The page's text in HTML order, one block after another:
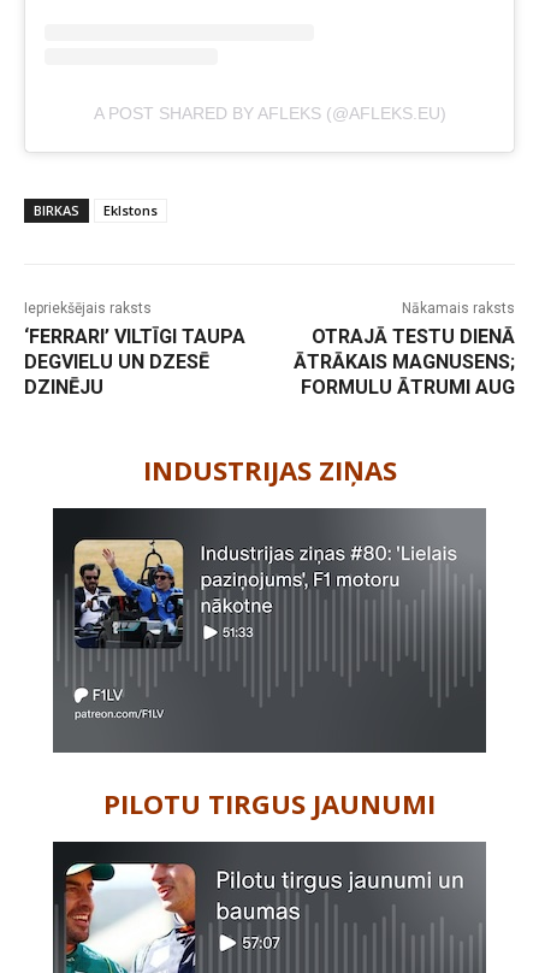
A POST SHARED BY AFLEKS (@AFLEKS.EU)
BIRKAS Eklstons
Iepriekšējais raksts
‘FERRARI’ VILTĪGI TAUPA
DEGVIELU UN DZESĒ
DZINĒJU
Nākamais raksts
OTRAJĀ TESTU DIENĀ
ĀTRĀKAIS MAGNUSENS;
FORMULU ĀTRUMI AUG
INDUSTRIJAS ZIŅAS
PILOTU TIRGUS JAUNUMI